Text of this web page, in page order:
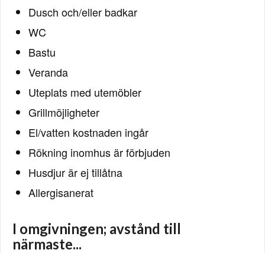
Dusch och/eller badkar
WC
Bastu
Veranda
Uteplats med utemöbler
Grillmöjligheter
El/vatten kostnaden ingår
Rökning inomhus är förbjuden
Husdjur är ej tillåtna
Allergisanerat
I omgivningen; avstånd till
närmaste...